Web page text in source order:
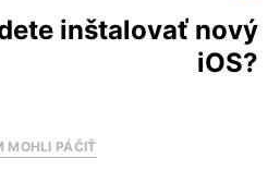
inštalovať nový
iOS?
MOHLI PÁČIŤ